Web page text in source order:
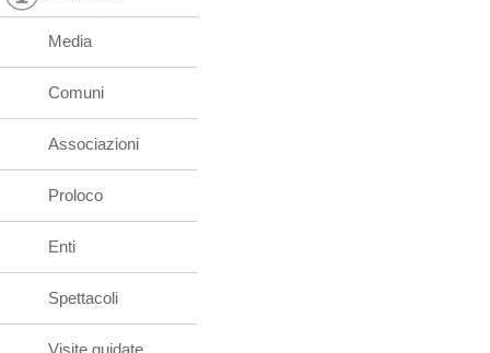
Media
Comuni
Associazioni
Proloco
Enti
Spettacoli
Visite guidate